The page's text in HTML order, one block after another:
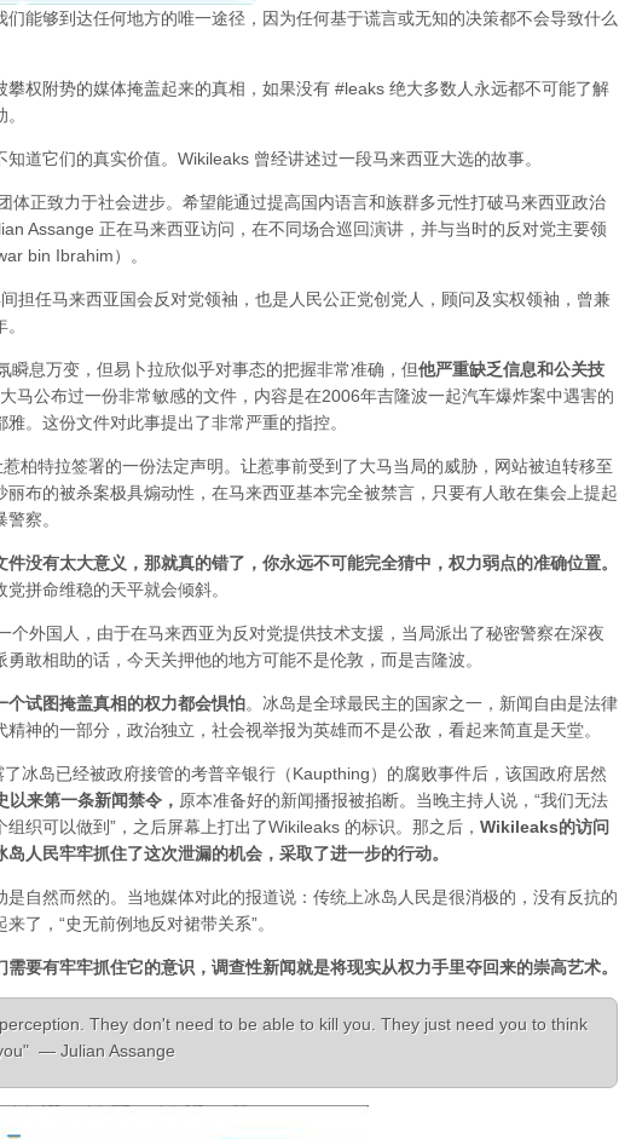
能够到达任何地方的唯一途径，因为任何基于谎言或无知的决策都不会导致什么
攀权附势的媒体掩盖起来的真相，如果没有 #leaks 绝大多数人永远都不可能了解
道它们的真实价值。Wikileaks 曾经讲述过一段马来西亚大选的故事。
体正致力于社会进步。希望能通过提高国内语言和族群多元性打破马来西亚政治
Assange 正在马来西亚访问，在不同场合巡回演讲，并与当时的反对党主要领
bin Ibrahim）。
担任马来西亚国会反对党领袖，也是人民公正党创党人，顾问及实权领袖，曾兼
瞬息万变，但易卜拉欣似乎对事态的把握非常准确，但他严重缺乏信息和公关技
马公布过一份非常敏感的文件，内容是在2006年吉隆波一起汽车爆炸案中遇害的
。这份文件对此事提出了非常严重的指控。
惹柏特拉签署的一份法定声明。让惹事前受到了大马当局的威胁，网站被迫转移至
丽布的被杀案极具煽动性，在马来西亚基本完全被禁言，只要有人敢在集会上提起
察。
件没有太大意义，那就真的错了，你永远不可能完全猜中，权力弱点的准确位置。
拼命维稳的天平就会倾斜。
个外国人，由于在马来西亚为反对党提供技术支援，当局派出了秘密警察在深夜
敢相助的话，今天关押他的地方可能不是伦敦，而是吉隆波。
个试图掩盖真相的权力都会惧怕。 冰岛是全球最民主的国家之一，新闻自由是法律
神的一部分，政治独立，社会视举报为英雄而不是公敌，看起来简直是天堂。
冰岛已经被政府接管的考普辛银行（Kaupthing）的腐败事件后，该国政府居然
以来第一条新闻禁令 ， 原本准备好的新闻播报被掐断。当晚主持人说，“我们无法
织可以做到”，之后屏幕上打出了Wikileaks 的标识。那之后， Wikileaks的访问
人民牢牢抓住了这次泄漏的机会，采取了进一步的行动。
是自然而然的。当地媒体对此的报道说：传统上冰岛人民是很消极的，没有反抗的
了，“史无前例地反对裙带关系”。
要有牢牢抓住它的意识，调查性新闻就是将现实从权力手里夺回来的崇高艺术。
They don't need to be able to kill you. They just need you to think
— Julian Assange